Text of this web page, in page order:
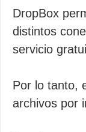
DropBox
distintos
servicio
Por lo tanto,
archivos por